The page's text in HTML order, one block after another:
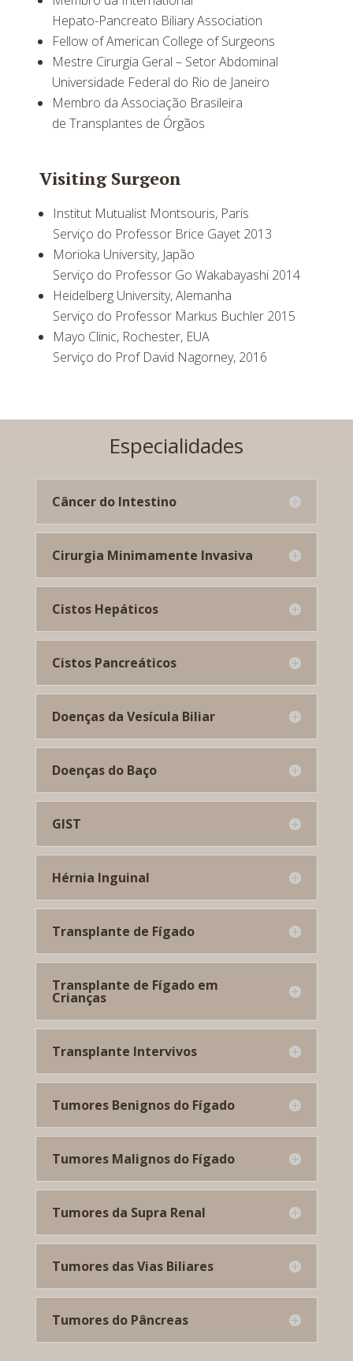
Hepato-Pancreato Biliary Association
Fellow of American College of Surgeons
Mestre Cirurgia Geral – Setor Abdominal
Universidade Federal do Rio de Janeiro
Membro da Associação Brasileira
de Transplantes de Órgãos
Visiting Surgeon
Institut Mutualist Montsouris, Paris
Serviço do Professor Brice Gayet 2013
Morioka University, Japão
Serviço do Professor Go Wakabayashi 2014
Heidelberg University, Alemanha
Serviço do Professor Markus Buchler 2015
Mayo Clinic, Rochester, EUA
Serviço do Prof David Nagorney, 2016
Especialidades
Câncer do Intestino
Cirurgia Minimamente Invasiva
Cistos Hepáticos
Cistos Pancreáticos
Doenças da Vesícula Biliar
Doenças do Baço
GIST
Hérnia Inguinal
Transplante de Fígado
Transplante de Fígado em
Crianças
Transplante Intervivos
Tumores Benignos do Fígado
Tumores Malignos do Fígado
Tumores da Supra Renal
Tumores das Vias Biliares
Tumores do Pâncreas